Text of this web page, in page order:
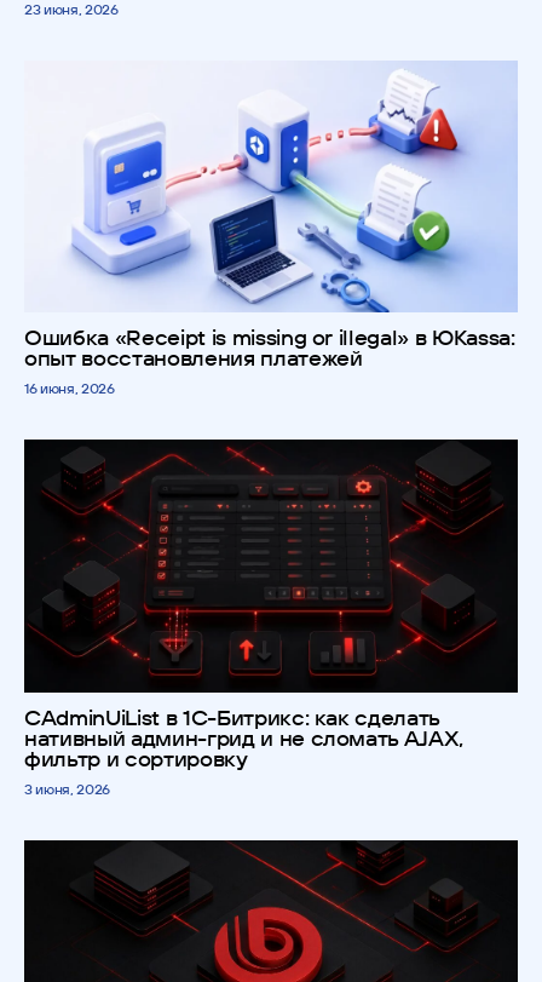
23 июня, 2026
Ошибка «Receipt is missing or illegal» в ЮKassa:
опыт восстановления платежей
16 июня, 2026
CAdminUiList в 1С-Битрикс: как сделать
нативный админ-грид и не сломать AJAX,
фильтр и сортировку
3 июня, 2026